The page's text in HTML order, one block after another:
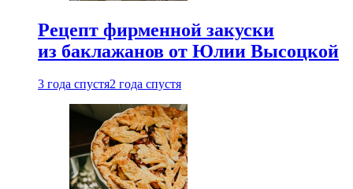
Рецепт фирменной закуски
из баклажанов от Юлии Высоцкой
3 года спустя2 года спустя